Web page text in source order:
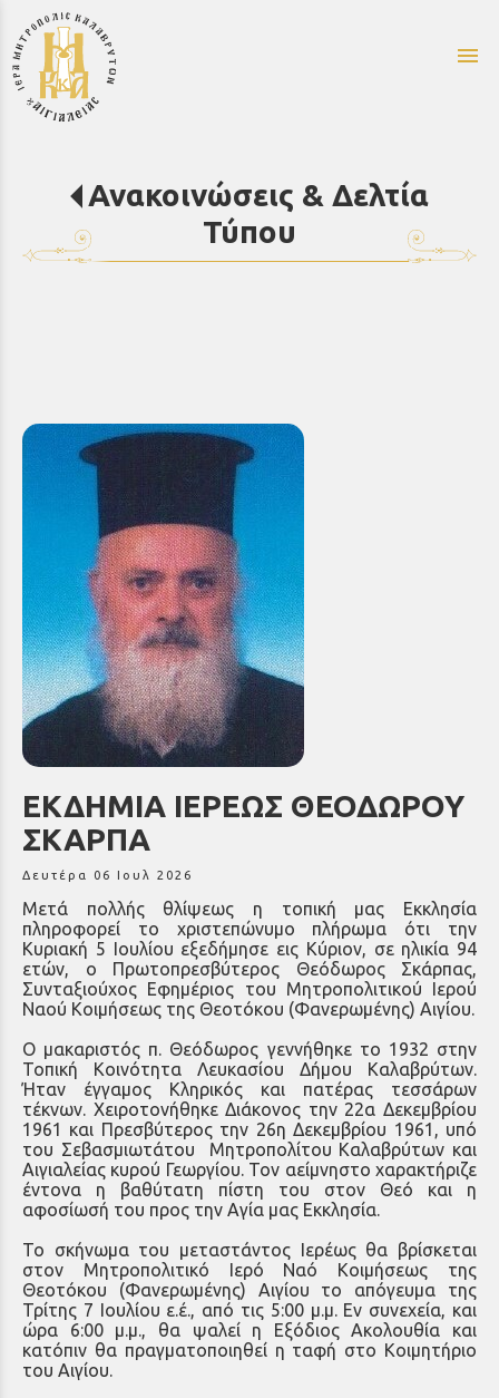
menu
Ανακοινώσεις & Δελτία
Τύπου
ΕΚΔΗΜΙΑ ΙΕΡΕΩΣ ΘΕΟΔΩΡΟΥ
ΣΚΑΡΠΑ
Δευτέρα 06 Ιουλ 2026
Μετά πολλής θλίψεως η τοπική μας Εκκλησία
πληροφορεί το χριστεπώνυμο πλήρωμα ότι την
Κυριακή 5 Ιουλίου εξεδήμησε εις Κύριον, σε ηλικία 94
ετών, ο Πρωτοπρεσβύτερος Θεόδωρος Σκάρπας,
Συνταξιούχος Εφημέριος του Μητροπολιτικού Ιερού
Ναού Κοιμήσεως της Θεοτόκου (Φανερωμένης) Αιγίου.
Ο μακαριστός π. Θεόδωρος γεννήθηκε το 1932 στην
Τοπική Κοινότητα Λευκασίου Δήμου Καλαβρύτων.
Ήταν έγγαμος Κληρικός και πατέρας τεσσάρων
τέκνων. Χειροτονήθηκε Διάκονος την 22α Δεκεμβρίου
1961 και Πρεσβύτερος την 26η Δεκεμβρίου 1961, υπό
του Σεβασμιωτάτου Μητροπολίτου Καλαβρύτων και
Αιγιαλείας κυρού Γεωργίου. Τον αείμνηστο χαρακτήριζε
έντονα η βαθύτατη πίστη του στον Θεό και η
αφοσίωσή του προς την Αγία μας Εκκλησία.
Το σκήνωμα του μεταστάντος Ιερέως θα βρίσκεται
στον Μητροπολιτικό Ιερό Ναό Κοιμήσεως της
Θεοτόκου (Φανερωμένης) Αιγίου το απόγευμα της
Τρίτης 7 Ιουλίου ε.έ., από τις 5:00 μ.μ. Εν συνεχεία, και
ώρα 6:00 μ.μ., θα ψαλεί η Εξόδιος Ακολουθία και
κατόπιν θα πραγματοποιηθεί η ταφή στο Κοιμητήριο
του Αιγίου.